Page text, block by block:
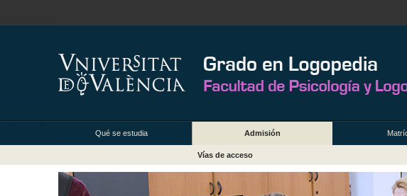
Qué se estudia Admisión
Vías de acceso